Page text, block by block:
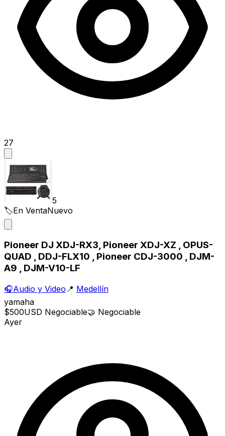
27
5
🏷️En VentaNuevo
Pioneer DJ XDJ-RX3, Pioneer XDJ-XZ , OPUS-
QUAD , DDJ-FLX10 , Pioneer CDJ-3000 , DJM-
A9 , DJM-V10-LF
🎧Audio y Video 📍 Medellín
yamaha
$500USD Negociable🤝 Negociable
Ayer